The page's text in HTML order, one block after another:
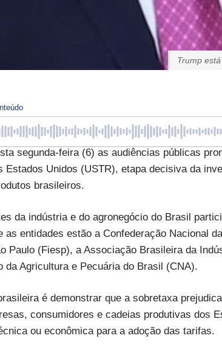
Trump
segunda-feira (6) as audiências públicas
Estados Unidos (USTR), etapa decisiva da
brasileiros.
da indústria e do agronegócio do Brasil
as entidades estão a Confederação Nacional
Paulo (Fiesp), a Associação Brasileira da
da Agricultura e Pecuária do Brasil (CNA).
é demonstrar que a sobretaxa
consumidores e cadeias produtivas dos
ou econômica para a adoção das tarifas.